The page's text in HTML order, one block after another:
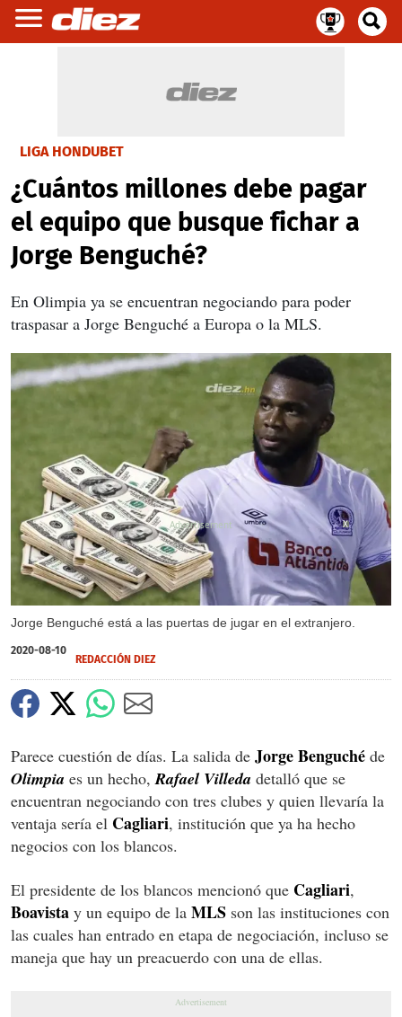
LIGA HONDUBET
¿Cuántos millones debe pagar
el equipo que busque fichar a
Jorge Benguché?
En Olimpia ya se encuentran negociando para poder
traspasar a Jorge Benguché a Europa o la MLS.
Jorge Benguché está a las puertas de jugar en el extranjero.
X
2020-08-10
REDACCIÓN DIEZ
Parece cuestión de días. La salida de Jorge Benguché de
Olimpia es un hecho,Rafael Villeda detalló que se
encuentran negociando con tres clubes y quien llevaría la
ventaja sería el Cagliari, institución que ya ha hecho
negocios con los blancos.
El presidente de los blancos mencionó que Cagliari,
Boavista y un equipo de la MLS son las instituciones con
las cuales han entrado en etapa de negociación, incluso se
maneja que hay un preacuerdo con una de ellas.